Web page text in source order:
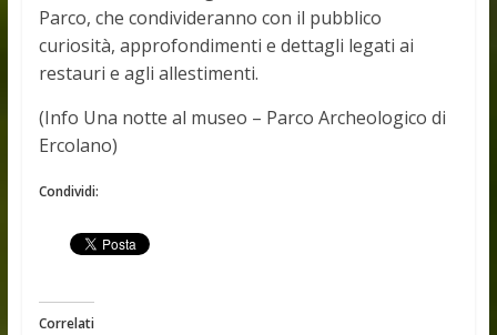
Parco, che condivideranno con il pubblico
curiosità, approfondimenti e dettagli legati ai
restauri e agli allestimenti.
(Info Una notte al museo – Parco Archeologico di
Ercolano)
Condividi:
Correlati